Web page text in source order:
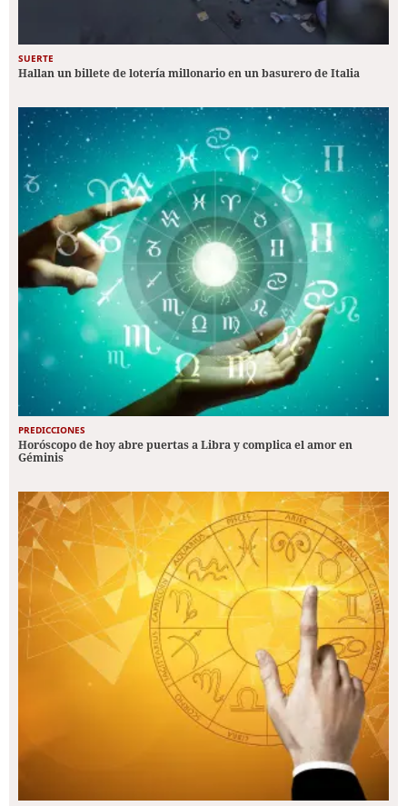
SUERTE
Hallan un billete de lotería millonario en un basurero de Italia
PREDICCIONES
Horóscopo de hoy abre puertas a Libra y complica el amor en
Géminis